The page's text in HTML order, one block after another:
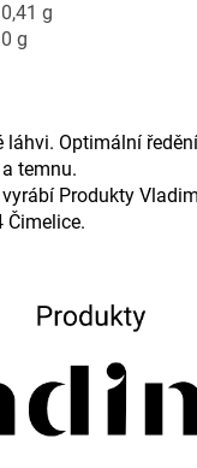
0,41 g
0 g
láhvi. Optimální
temnu.
Produkty
Čimelice.